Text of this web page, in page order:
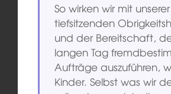
So wirken wir mit unserer
tiefsitzenden
und der Bereitschaft,
langen Tag
Aufträge auszuführen,
Kinder. Selbst was wir